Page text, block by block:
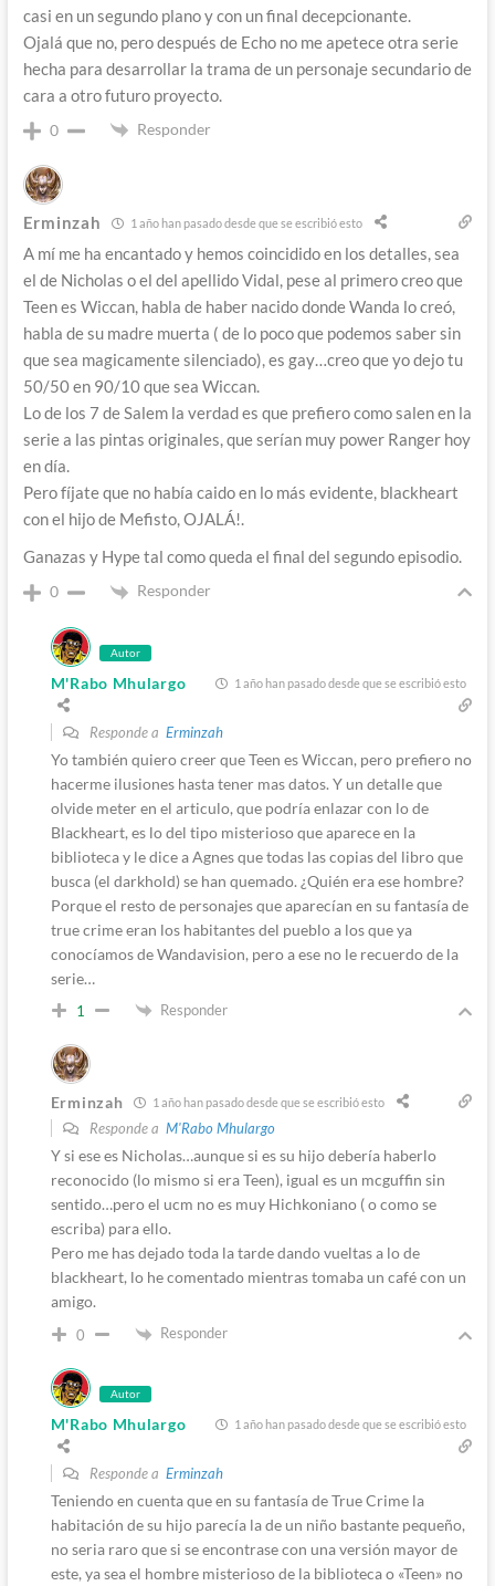
casi en un segundo plano y con un final decepcionante.
Ojalá que no, pero después de Echo no me apetece otra serie
hecha para desarrollar la trama de un personaje secundario de
cara a otro futuro proyecto.
0 Responder
Erminzah 1 año han pasado desde que se escribió esto
A mí me ha encantado y hemos coincidido en los detalles, sea
el de Nicholas o el del apellido Vidal, pese al primero creo que
Teen es Wiccan, habla de haber nacido donde Wanda lo creó,
habla de su madre muerta ( de lo poco que podemos saber sin
que sea magicamente silenciado), es gay…creo que yo dejo tu
50/50 en 90/10 que sea Wiccan.
Lo de los 7 de Salem la verdad es que prefiero como salen en la
serie a las pintas originales, que serían muy power Ranger hoy
en día.
Pero fíjate que no había caido en lo más evidente, blackheart
con el hijo de Mefisto, OJALÁ!.
Ganazas y Hype tal como queda el final del segundo episodio.
0 Responder
Autor
M'Rabo Mhulargo 1 año han pasado desde que se escribió esto
Responde a Erminzah
Yo también quiero creer que Teen es Wiccan, pero prefiero no
hacerme ilusiones hasta tener mas datos. Y un detalle que
olvide meter en el articulo, que podría enlazar con lo de
Blackheart, es lo del tipo misterioso que aparece en la
biblioteca y le dice a Agnes que todas las copias del libro que
busca (el darkhold) se han quemado. ¿Quién era ese hombre?
Porque el resto de personajes que aparecían en su fantasía de
true crime eran los habitantes del pueblo a los que ya
conocíamos de Wandavision, pero a ese no le recuerdo de la
serie…
1 Responder
Erminzah 1 año han pasado desde que se escribió esto
Responde a M'Rabo Mhulargo
Y si ese es Nicholas…aunque si es su hijo debería haberlo
reconocido (lo mismo si era Teen), igual es un mcguffin sin
sentido…pero el ucm no es muy Hichkoniano ( o como se
escriba) para ello.
Pero me has dejado toda la tarde dando vueltas a lo de
blackheart, lo he comentado mientras tomaba un café con un
amigo.
0 Responder
Autor
M'Rabo Mhulargo 1 año han pasado desde que se escribió esto
Responde a Erminzah
Teniendo en cuenta que en su fantasía de True Crime la
habitación de su hijo parecía la de un niño bastante pequeño,
no seria raro que si se encontrase con una versión mayor de
este, ya sea el hombre misterioso de la biblioteca o «Teen» no